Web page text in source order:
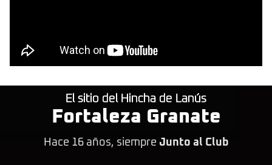
El sitio del Hincha de Lanús
Fortaleza Granate
Hace 16 años, siempre Junto al Club